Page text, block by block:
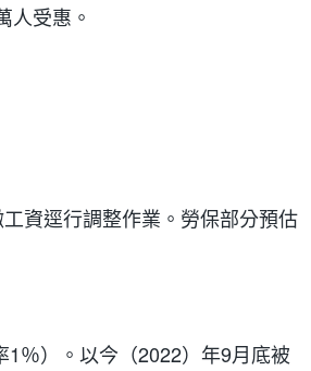
人受惠。
資逕行調整作業。勞保部分預估
％）。以今（2022）年9月底被